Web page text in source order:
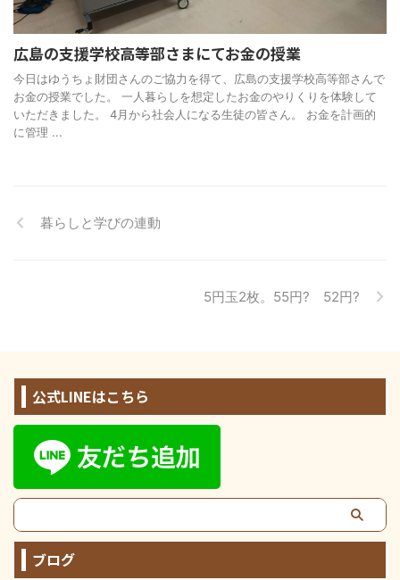
広島の支援学校高等部さまにてお金の授業
今日はゆうちょ財団さんのご協力を得て、広島の支援学校高等部さんで
お金の授業でした。 一人暮らしを想定したお金のやりくりを体験して
いただきました。 4月から社会人になる生徒の皆さん。 お金を計画的
に管理 ...
暮らしと学びの連動
5円玉2枚。55円? 52円?
公式LINEはこちら
ブログ